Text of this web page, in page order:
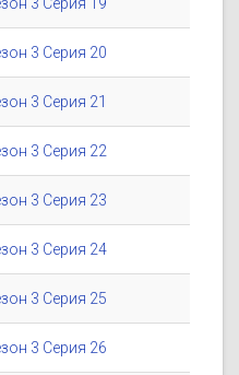
3 Серия 19
3 Серия 20
3 Серия 21
3 Серия 22
3 Серия 23
3 Серия 24
3 Серия 25
3 Серия 26